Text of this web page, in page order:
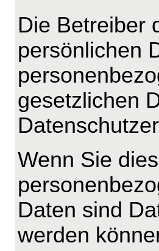
Die Betreiber
persönlichen
gesetzlichen
Wenn Sie
Daten sind
werden